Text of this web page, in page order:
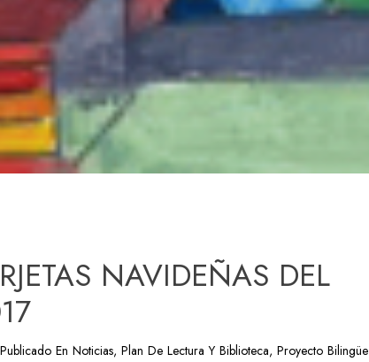
NAVIDEÑAS DEL
Publicado En Noticias, Plan De Lectura Y Biblioteca, Proyecto Bilingüe